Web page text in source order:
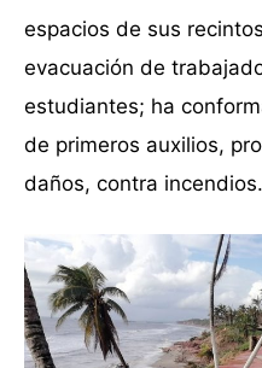
espacios de sus
evacuación de
estudiantes; ha
de primeros auxilios,
daños, contra incendios.